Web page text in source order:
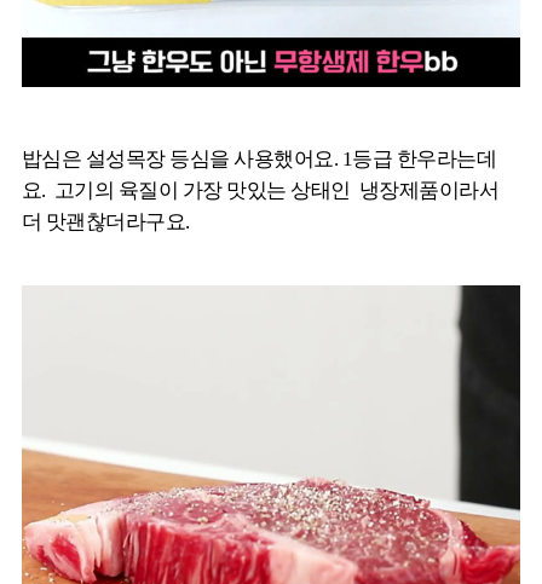
밥심은 설성목장 등심을 사용했어요. 1등급 한우라는데
요. 고기의 육질이 가장 맛있는 상태인 냉장제품이라서
더 맛괜찮더라구요.